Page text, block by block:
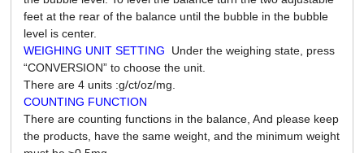
feet at the rear of the balance until the bubble in the bubble
level is center.
WEIGHING UNIT SETTING
Under the weighing state, press
“CONVERSION” to choose the unit.
There are 4 units :g/ct/oz/mg.
COUNTING FUNCTION
There are counting functions in the balance, And please keep
the products, have the same weight, and the minimum weight